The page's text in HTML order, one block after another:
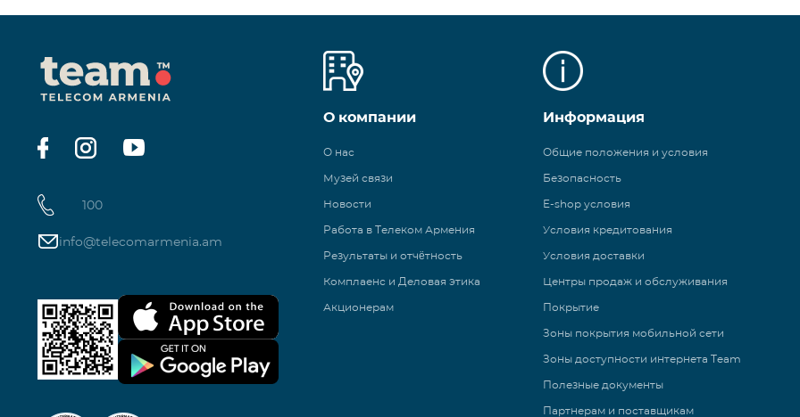
100
info@telecomarmenia.am
О компании
О нас
Музей связи
Новости
Работа в Телеком Армения
Результаты и отчётность
Комплаенс и Деловая этика
Акционерам
Информация
Общие положения и условия
Безопасность
E-shop условия
Условия кредитования
Условия доставки
Центры продаж и обслуживания
Покрытие
Зоны покрытия мобильной сети
Зоны доступности интернета Team
Полезные документы
Партнерам и поставщикам